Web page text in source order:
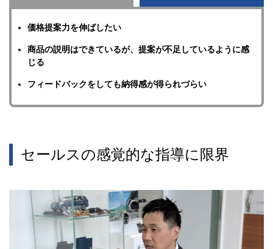
価格提案力を伸ばしたい
商品の説明はできているが、提案が不足しているように感
じる
フィードバックをしても納得感が得られづらい
セールスの感覚的な指導に限界